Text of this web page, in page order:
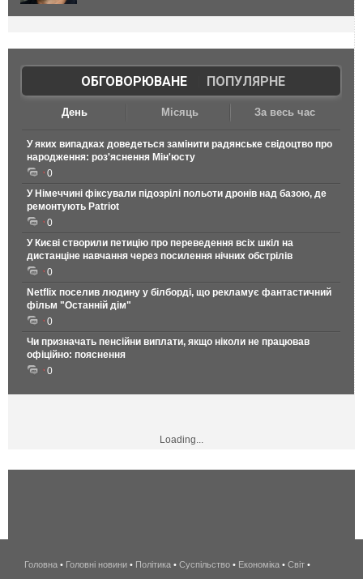
ОБГОВОРЮВАНЕ| ПОПУЛЯРНЕ
День Місяць За весь час
У яких випадках доведеться замінити радянське свідоцтво про
народження: роз'яснення Мін'юсту
0
У Німеччині фіксували підозрілі польоти дронів над базою, де
ремонтують Patriot
0
У Києві створили петицію про переведення всіх шкіл на
дистанціне навчання через посилення нічних обстрілів
0
Netflix поселив людину у білборді, що рекламує фантастичний
фільм "Останній дім"
0
Чи призначать пенсійни виплати, якщо ніколи не працював
офіційно: пояснення
0
Loading...
беспроводной
Головна • Головні новини • Політика • Суспільство • Економіка • Світ •